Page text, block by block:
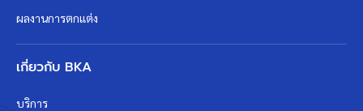
ผลงานการตกแต่ง
เกี่ยวกับ BKA
บริการ